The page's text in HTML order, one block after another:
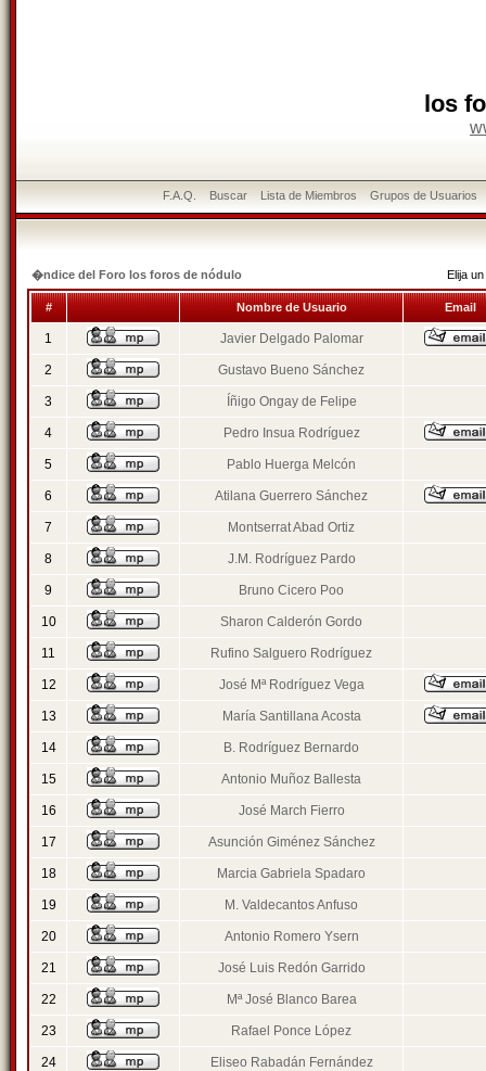
los
F.A.Q. Buscar Lista de Miembros Grupos de Usuarios
�ndice del Foro los foros de nódulo Elija
# Nombre de Usuario Email
1 Javier Delgado Palomar
2 Gustavo Bueno Sánchez
3 Íñigo Ongay de Felipe
4 Pedro Insua Rodríguez
5 Pablo Huerga Melcón
6 Atilana Guerrero Sánchez
7 Montserrat Abad Ortiz
8 J.M. Rodríguez Pardo
9 Bruno Cicero Poo
10 Sharon Calderón Gordo
11 Rufino Salguero Rodríguez
12 José Mª Rodríguez Vega
13 María Santillana Acosta
14 B. Rodríguez Bernardo
15 Antonio Muñoz Ballesta
16 José March Fierro
17 Asunción Giménez Sánchez
18 Marcia Gabriela Spadaro
19 M. Valdecantos Anfuso
20 Antonio Romero Ysern
21 José Luis Redón Garrido
22 Mª José Blanco Barea
23 Rafael Ponce López
24 Eliseo Rabadán Fernández